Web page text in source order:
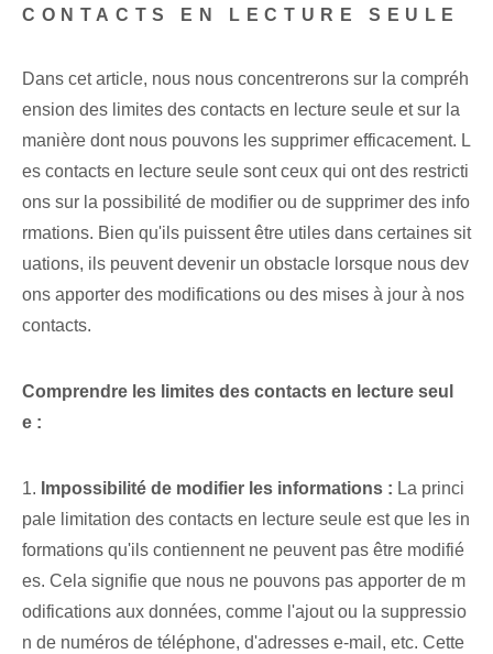
CONTACTS EN LECTURE SEULE
Dans cet article, nous nous concentrerons sur la compréh
ension des limites des contacts en lecture seule et sur la
manière dont nous pouvons les supprimer efficacement. L
es contacts en lecture seule sont ceux qui ont des restricti
ons sur la possibilité de modifier ou de supprimer des info
rmations. Bien qu'ils puissent être utiles dans certaines sit
uations, ils peuvent devenir un obstacle lorsque nous dev
ons apporter des modifications ou des mises à jour à nos
contacts.
Comprendre les limites des contacts en lecture seul
e :
1. Impossibilité de modifier les informations : La princi
pale limitation des contacts en lecture seule est que les in
formations qu'ils contiennent ne peuvent pas être modifié
es. Cela signifie que nous ne pouvons pas apporter de m
odifications aux données, comme l'ajout ou la suppressio
n de numéros de téléphone, d'adresses e-mail, etc. Cette